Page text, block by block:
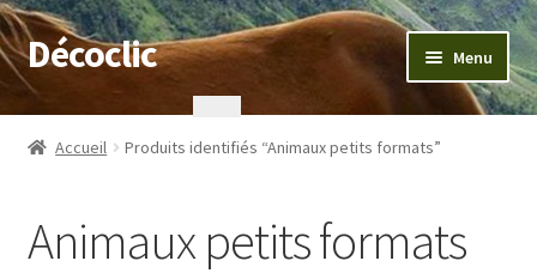
Aller
à
navigation
Aller
au
Décoclic Menu
Accueil
Commande
Accueil Produits identifiés “Animaux petits formats”
Animaux petits formats